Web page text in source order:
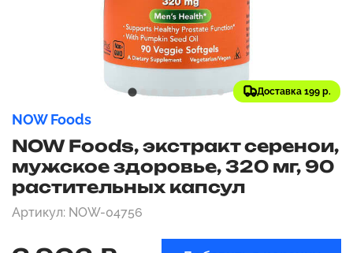
Доставка 199 р.
NOW Foods
NOW Foods, экстракт серенои,
мужское здоровье, 320 мг, 90
растительных капсул
Артикул: NOW-04756